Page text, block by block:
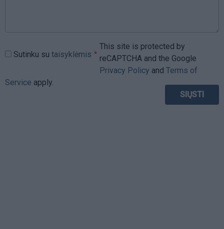
Sutinku su taisyklėmis
This site is protected by
reCAPTCHA and the Google
Privacy Policy and Terms of
Service apply.